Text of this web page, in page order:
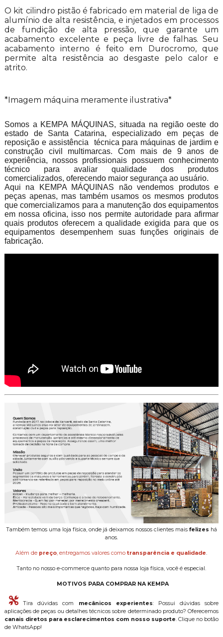
O kit cilindro pistão é fabricado em material de liga de
alumínio de alta resistência, e injetados em processos
de fundição de alta pressão, que garante um
acabamento excelente e peça livre de falhas. Seu
acabamento interno é feito em Durocromo, que
permite alta resistência ao desgaste pelo calor e
atrito.
*Imagem máquina meramente ilustrativa*
Somos a KEMPA MÁQUINAS, situada na região oeste do
estado de Santa Catarina, especializado em peças de
reposição e assistência técnica para máquinas de jardim e
construção civil multimarcas. Com mais de 9 anos de
experiência, nossos profissionais possuem conhecimento
técnico para avaliar qualidade dos produtos
comercializados, oferecendo maior segurança ao usuário.
Aqui na KEMPA MÁQUINAS não vendemos produtos e
peças apenas, mas também usamos os mesmos produtos
que comercializamos para a manutenção dos equipamentos
em nossa oficina, isso nos permite autoridade para afirmar
quais produtos oferecem a qualidade exigida para que os
equipamentos desempenhem suas funções originais de
fabricação.
Também temos uma loja física, onde já deixamos nossos clientes mais felizes há
anos.
Além de preço, entregamos valores comotransparência e qualidade.
Tanto no nosso e-commerce quanto para nossa loja física, você é especial.
MOTIVOS PARA COMPRAR NA KEMPA
Tira dúvidas com mecânicos experientes: Possui dúvidas sobre
aplicações de peças ou detalhes técnicos sobre determinado produto? Oferecemos
canais diretos para esclarecimentos com nosso suporte. Clique no botão
de WhatsApp!